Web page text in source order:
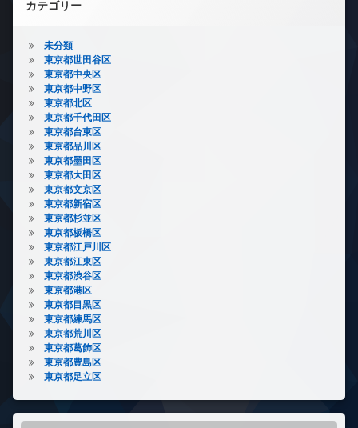
カテゴリー
未分類
東京都世田谷区
東京都中央区
東京都中野区
東京都北区
東京都千代田区
東京都台東区
東京都品川区
東京都墨田区
東京都大田区
東京都文京区
東京都新宿区
東京都杉並区
東京都板橋区
東京都江戸川区
東京都江東区
東京都渋谷区
東京都港区
東京都目黒区
東京都練馬区
東京都荒川区
東京都葛飾区
東京都豊島区
東京都足立区